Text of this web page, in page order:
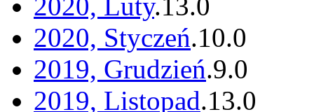
2020, Styczeń.10.0
2019, Grudzień.9.0
2019, Listopad.13.0